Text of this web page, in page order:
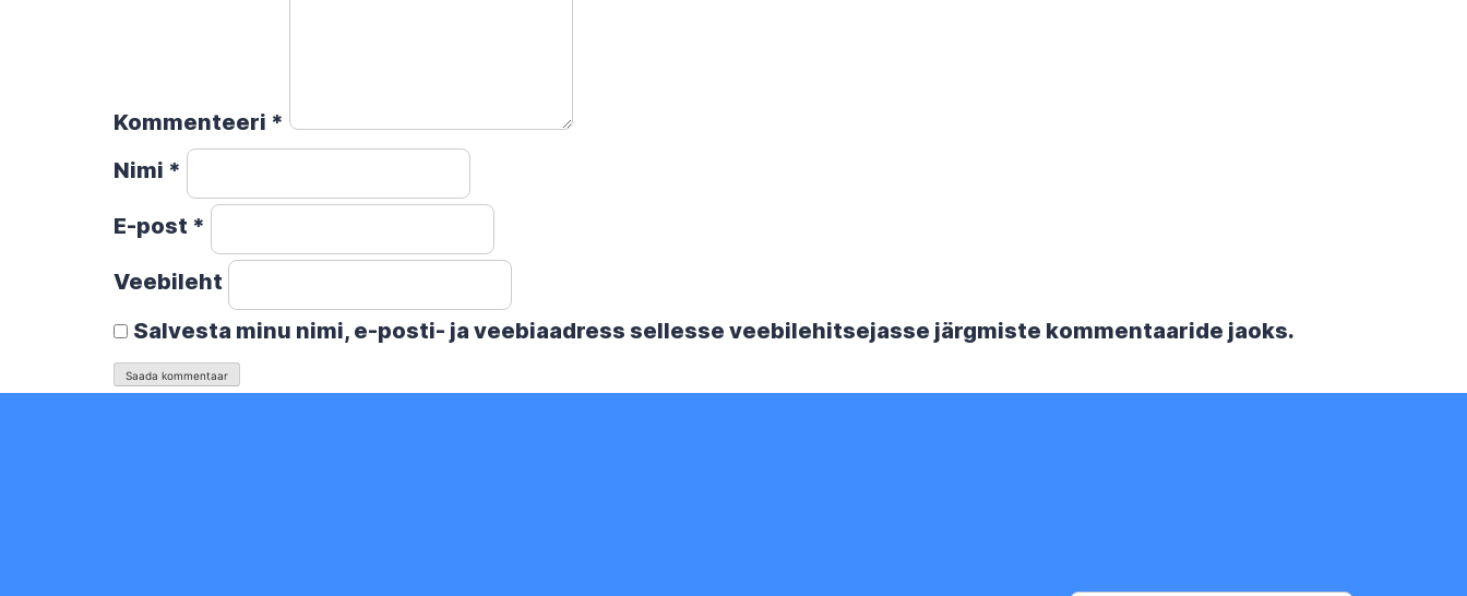
Kommenteeri *
Nimi *
E-post *
Veebileht
Salvesta minu nimi, e-posti- ja veebiaadress sellesse veebilehitsejasse järgmiste kommentaaride jaoks.